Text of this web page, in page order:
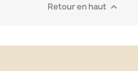
Retour en haut 